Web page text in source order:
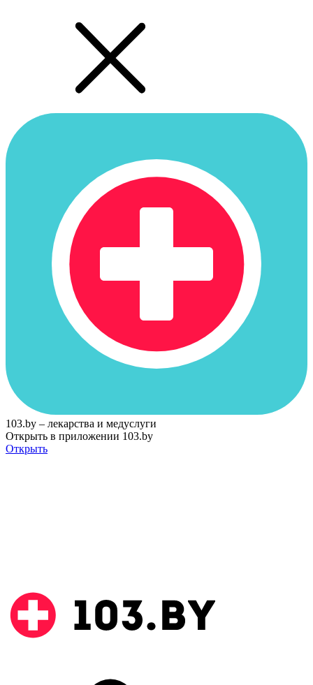
103.by – лекарства и медуслуги
Открыть в приложении 103.by
Открыть